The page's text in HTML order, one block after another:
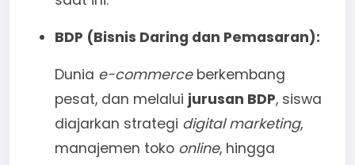
BDP (Bisnis Daring dan Pemasaran):
Dunia e-commerceberkembang
pesat, dan melalui jurusan BDP, siswa
diajarkan strategi digital marketing,
manajemen toko online, hingga